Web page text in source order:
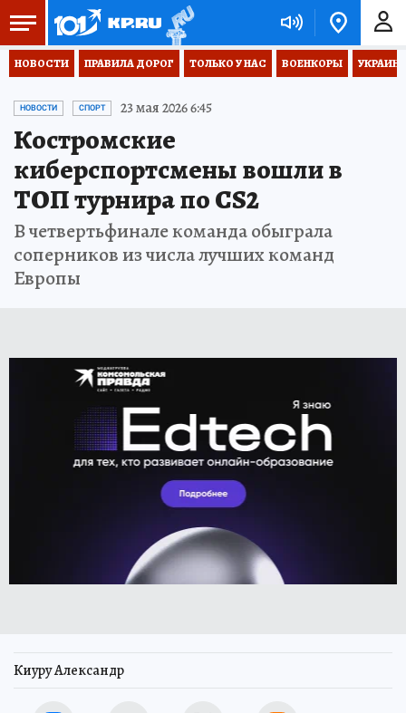
НОВОСТИ ПРАВИЛА ДОРОГ ТОЛЬКО У НАС ВОЕНКОРЫ
НОВОСТИ СПОРТ 23 мая 2026 6:45
Костромские
киберспортсмены вошли в
ТОП турнира по CS2
В четвертьфинале команда обыграла
соперников из числа лучших команд
Европы
Киуру Александр